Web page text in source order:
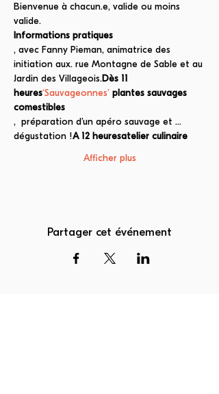
Bienvenue à chacun.e, valide ou moins
valide.
Informations pratiques
, avec Fanny Pieman, animatrice des
initiation aux. rue Montagne de Sable et au
Jardin des Villageois.Dès 11
heures‘Sauvageonnes’ plantes sauvages
comestibles
, préparation d’un apéro sauvage et …
dégustation !A 12 heuresatelier culinaire
Afficher plus
Partager cet événement